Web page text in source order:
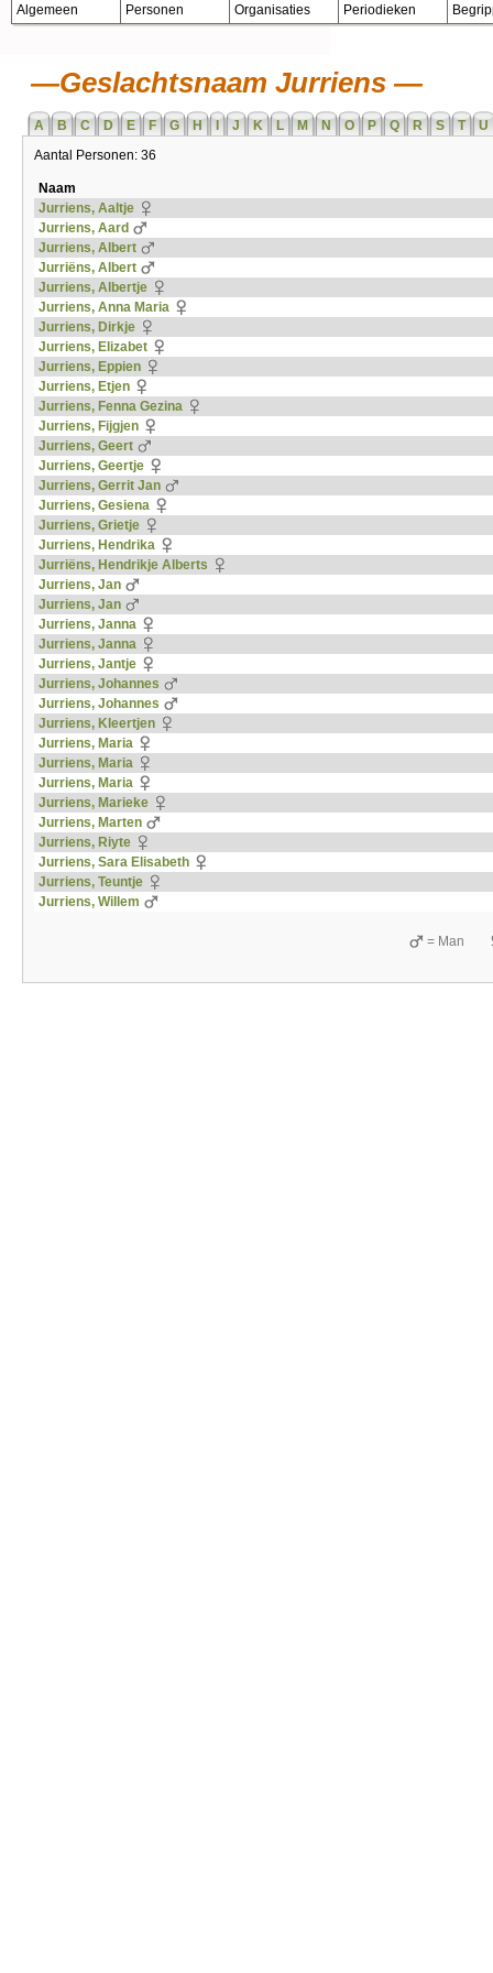
Algemeen Personen Organisaties Periodieken
Geslachtsnaam Jurriens
A B C D E F G H J K L M N O P Q R S T
U
Aantal Personen: 36
Naam
Jurriens, Aaltje
Jurriens, Aard
Jurriens, Albert
Jurriëns, Albert
Jurriens, Albertje
Jurriens, Anna Maria
Jurriens, Dirkje
Jurriens, Elizabet
Jurriens, Eppien
Jurriens, Etjen
Jurriens, Fenna Gezina
Jurriens, Fijgjen
Jurriens, Geert
Jurriens, Geertje
Jurriens, Gerrit Jan
Jurriens, Gesiena
Jurriens, Grietje
Jurriens, Hendrika
Jurriëns, Hendrikje Alberts
Jurriens, Jan
Jurriens, Jan
Jurriens, Janna
Jurriens, Janna
Jurriens, Jantje
Jurriens, Johannes
Jurriens, Johannes
Jurriens, Kleertjen
Jurriens, Maria
Jurriens, Maria
Jurriens, Maria
Jurriens, Marieke
Jurriens, Marten
Jurriens, Riyte
Jurriens, Sara Elisabeth
Jurriens, Teuntje
Jurriens, Willem
= Man